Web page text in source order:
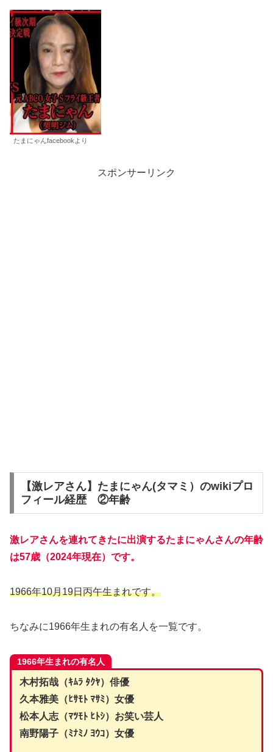
たまにゃんfacebookより
スポンサーリンク
【激レアさん】たまにゃん(タマミ）のwikiプロ
フィール経歴 ②年齢
激レアさんを連れてきたに出演するたまにゃんさんの年齢
は57歳（2024年現在）です。
1966年10月19日丙午生まれです。
ちなみに1966年生まれの有名人を一覧です。
1966年生まれの有名人
木村拓哉（ｷﾑﾗ ﾀｸﾔ）俳優
久本雅美（ﾋｻﾓﾄ ﾏｻﾐ）女優
松本人志（ﾏﾂﾓﾄ ﾋﾄｼ）お笑い芸人
南野陽子（ﾐﾅﾐﾉ ﾖｳｺ）女優